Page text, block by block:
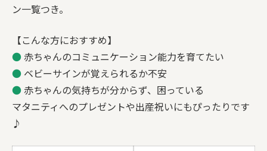
ン一覧つき。
【こんな方におすすめ】
● 赤ちゃんのコミュニケーション能力を育てたい
● ベビーサインが覚えられるか不安
● 赤ちゃんの気持ちが分からず、困っている
マタニティへのプレゼントや出産祝いにもぴったりです
♪